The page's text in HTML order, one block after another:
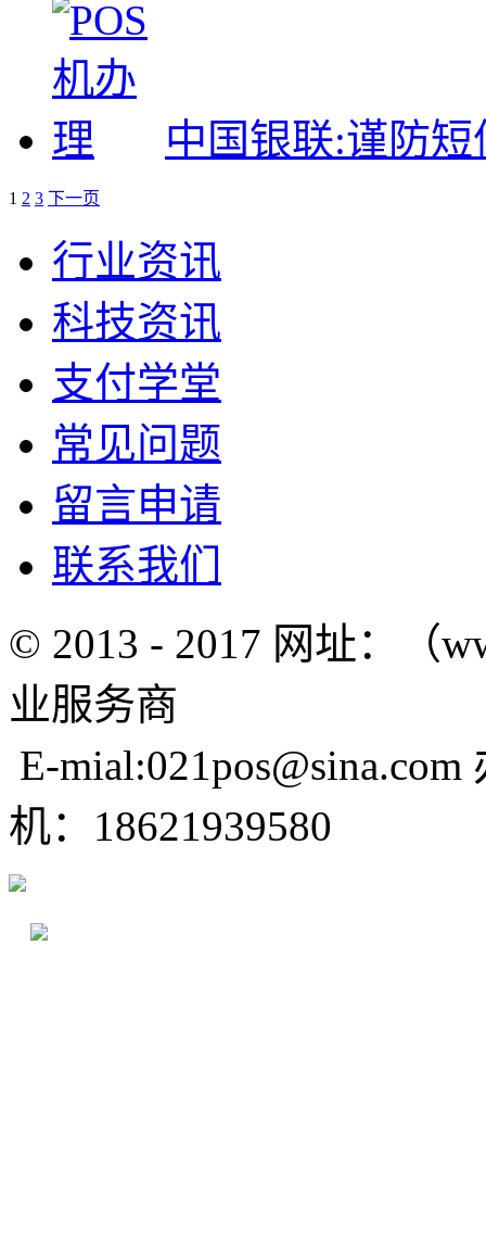
中国银联:谨防
1 2 3 下一页
行业资讯
科技资讯
支付学堂
常见问题
留言申请
联系我们
© 2013 - 2017 网址：（
业服务商
E-mial:021pos@sina.com
机：18621939580